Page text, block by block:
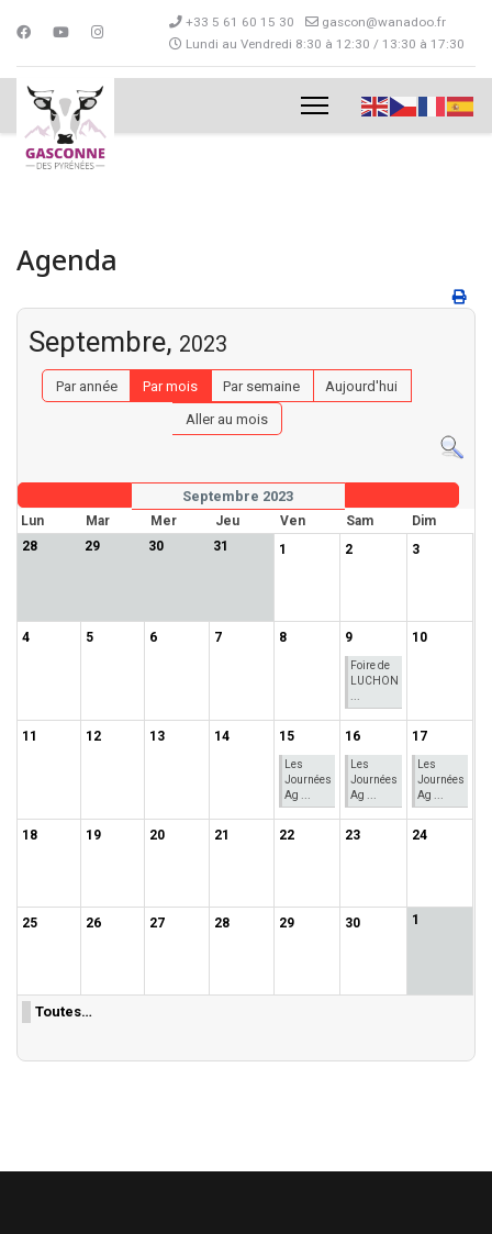
+33 5 61 60 15 30
gascon@wanadoo.fr
Lundi au Vendredi 8:30 à 12:30 / 13:30 à 17:30
Agenda
Septembre, 2023
Par année Par mois Par semaine
Aujourd'hui
Aller au mois
Septembre 2023
Lun Mar Mer Jeu Ven Sam
Dim
28
29 30 31 1 2 3
4 5 6 7 8 9
Foire de
LUCHON
10
11 12 13 14 15
Les
Journées
Ag ...
16
Les
Journées
Ag ...
17
Les
Journées
Ag ...
18 19 20 21 22 23 24
25 26 27 28 29 30 1
Toutes…